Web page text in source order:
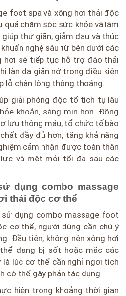
foot spa và xông hơi thải độc
quả chăm sóc sức khỏe và làm
thư giãn, giảm đau và thúc
nghệ sâu từ bên dưới các
hơi sẽ tiếp tục hỗ trợ đào thải
làn da giãn nở trong điều kiện
lỗ chân lông thông thoáng.
giải phóng độc tố tích tụ lâu
khoắn, sáng mịn hơn. Đồng
lưu thông máu, tổ chức tế bào
đầy đủ hơn, tăng khả năng
cảm nhận được toàn thân
và mệt mỏi tối đa sau các
dụng combo massage
thải độc cơ thể
dụng combo massage foot
cơ thể, người dùng cần chú ý
Đầu tiên, không nên xông hơi
đang bị sốt hoặc mắc các
là lúc cơ thể cần nghỉ ngơi tích
có thể gây phản tác dụng.
hiện trong khoảng thời gian